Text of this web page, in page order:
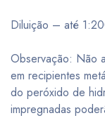
Diluição – até
Observação: Não
em recipientes
do peróxido de
impregnadas